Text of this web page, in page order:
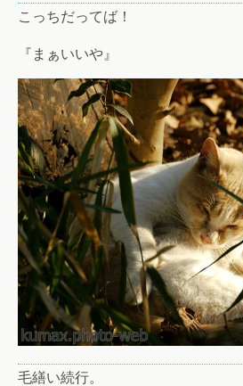
こっちだってば！
『まぁいいや』
毛繕い続行。